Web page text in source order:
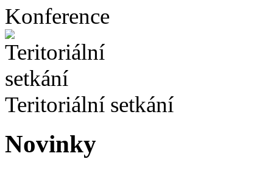
Konference
Teritoriální setkání
Novinky